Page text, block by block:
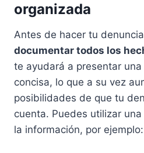
organizada
Antes de hacer tu
documentar todos los
te ayudará a presentar
concisa, lo que a su vez
posibilidades de que tu
cuenta. Puedes utilizar
la información, por ejemplo: